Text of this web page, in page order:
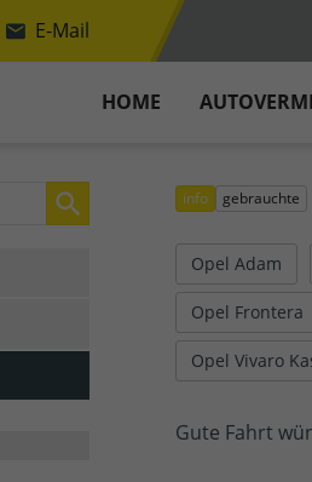
E-Mail
HOME
info gebrauchte
Opel Adam
Opel Frontera
Opel Vivaro
Gute Fahrt